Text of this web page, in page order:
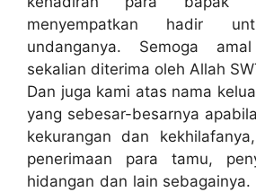
menyempatkan hadir
undanganya. Semoga
sekalian diterima oleh Allah
Dan juga kami atas nama
yang sebesar-besarnya
kekurangan dan
penerimaan para tamu,
hidangan dan lain sebagainya.